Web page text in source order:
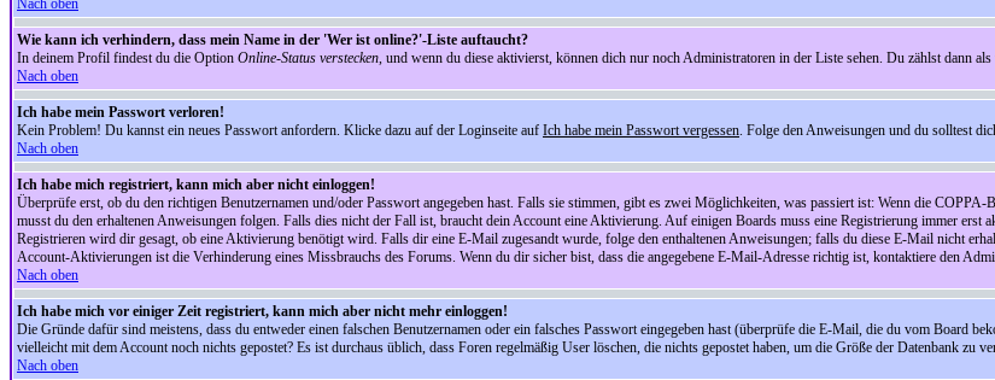
Nach oben
Wie kann ich verhindern, dass mein Name in der 'Wer ist online?'-Liste auftaucht?
In deinem Profil findest du die Option Online-Status verstecken, und wenn du diese aktivierst, können dich nur noch Administratoren in der Liste sehen. Du zählst dann als
Nach oben
Ich habe mein Passwort verloren!
Kein Problem! Du kannst ein neues Passwort anfordern. Klicke dazu auf der Loginseite auf Ich habe mein Passwort vergessen. Folge den Anweisungen und du solltest
Nach oben
Ich habe mich registriert, kann mich aber nicht einloggen!
Überprüfe erst, ob du den richtigen Benutzernamen und/oder Passwort angegeben hast. Falls sie stimmen, gibt es zwei Möglichkeiten, was passiert ist: Wenn die
musst du den erhaltenen Anweisungen folgen. Falls dies nicht der Fall ist, braucht dein Account eine Aktivierung. Auf einigen Boards muss eine Registrierung immer
Registrieren wird dir gesagt, ob eine Aktivierung benötigt wird. Falls dir eine E-Mail zugesandt wurde, folge den enthaltenen Anweisungen; falls du diese E-Mail nicht
Account-Aktivierungen ist die Verhinderung eines Missbrauchs des Forums. Wenn du dir sicher bist, dass die angegebene E-Mail-Adresse richtig ist, kontaktiere den
Nach oben
Ich habe mich vor einiger Zeit registriert, kann mich aber nicht mehr einloggen!
Die Gründe dafür sind meistens, dass du entweder einen falschen Benutzernamen oder ein falsches Passwort eingegeben hast (überprüfe die E-Mail, die du vom Board
vielleicht mit dem Account noch nichts gepostet? Es ist durchaus üblich, dass Foren regelmäßig User löschen, die nichts gepostet haben, um die Größe der Datenbank zu
Nach oben